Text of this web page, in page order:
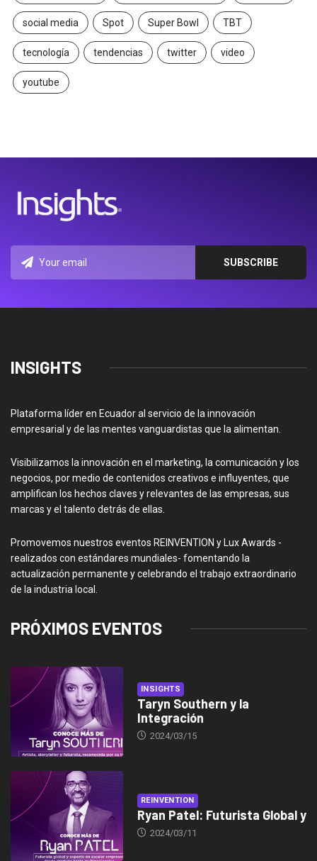
social media Spot Super Bowl TBT
tecnología tendencias twitter video
youtube
INSIGHTS
Plataforma líder en Ecuador al servicio de la innovación
empresarial y de las mentes vanguardistas que la alimentan.
Visibilizamos la innovación en el marketing, la comunicación y los
negocios, por medio de contenidos creativos e influyentes, que
amplifican los hechos claves y relevantes de las empresas, sus
marcas y el talento detrás de ellas.
Promovemos nuestros eventos REINVENTION y Lux Awards -
realizados con estándares mundiales- fomentando la
actualización permanente y celebrando el trabajo extraordinario
de la industria local.
PRÓXIMOS EVENTOS
INSIGHTS
Taryn Southern y la
Integración
2024/03/15
REINVENTION
Ryan Patel: Futurista Global y
2024/03/11